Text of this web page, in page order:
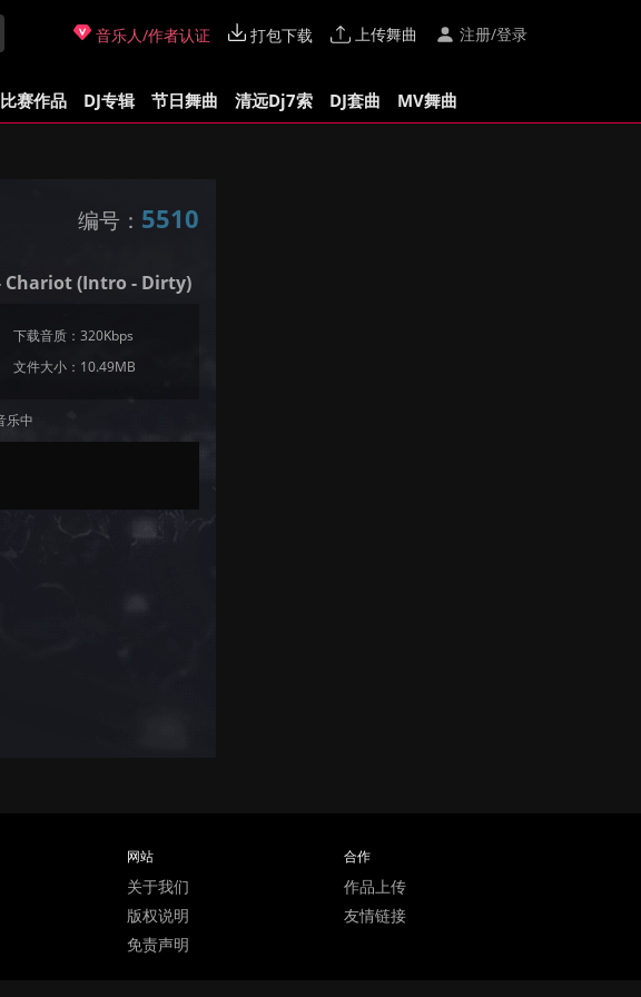
音乐人/作者认证 打包下载 上传舞曲 注册/登录
比赛作品 DJ专辑 节日舞曲 清远Dj7索 DJ套曲 MV舞曲
编号： 5510
Chariot (Intro - Dirty)
下载音质：320Kbps
文件大小：10.49MB
乐中
网站
关于我们
版权说明
免责声明
合作
作品上传
友情链接